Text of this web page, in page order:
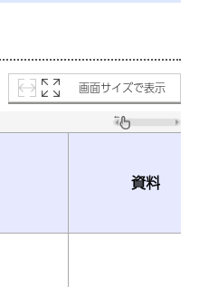
画面サイズで表示
資料